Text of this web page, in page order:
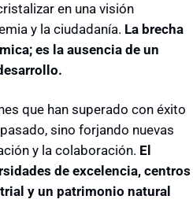
en una visión
y la ciudadanía. La brecha
es la ausencia de un
que han superado con éxito
sino forjando nuevas
y la colaboración. El
de excelencia, centros
y un patrimonio natural